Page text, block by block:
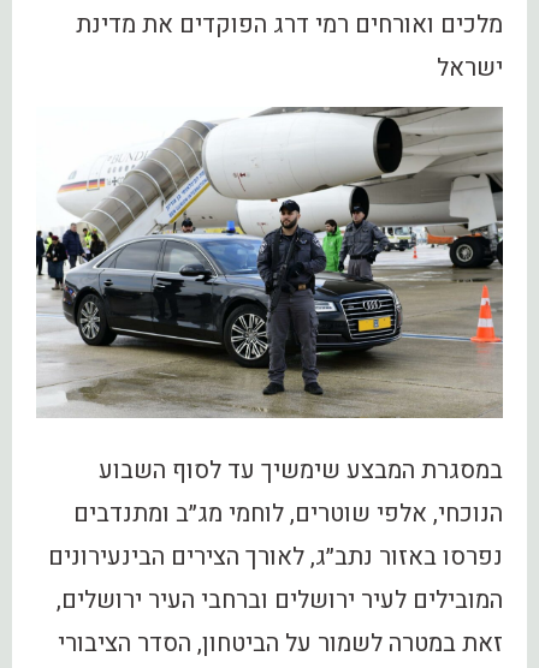
מלכים ואורחים רמי דרג הפוקדים את מדינת
ישראל
במסגרת המבצע שימשיך עד לסוף השבוע
הנוכחי, אלפי שוטרים, לוחמי מג״ב ומתנדבים
נפרסו באזור נתב״ג, לאורך הצירים הבינעירונים
המובילים לעיר ירושלים וברחבי העיר ירושלים,
זאת במטרה לשמור על הביטחון, הסדר הציבורי